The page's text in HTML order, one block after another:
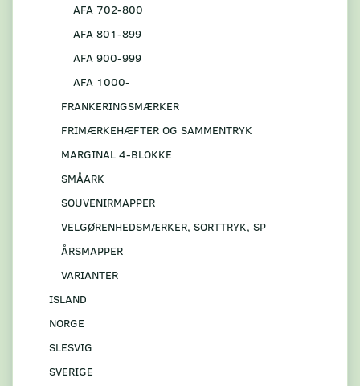
AFA 702-800
AFA 801-899
AFA 900-999
AFA 1000-
FRANKERINGSMÆRKER
FRIMÆRKEHÆFTER OG SAMMENTRYK
MARGINAL 4-BLOKKE
SMÅARK
SOUVENIRMAPPER
VELGØRENHEDSMÆRKER, SORTTRYK, SP
ÅRSMAPPER
VARIANTER
ISLAND
NORGE
SLESVIG
SVERIGE